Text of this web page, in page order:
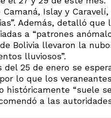
Islay y
Además, detalló
a “patrones
Bolivia llevaron la
lluviosos”.
25 de enero se
lo que los
históricamente “suele
a las